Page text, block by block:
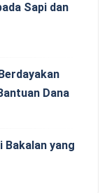
Sapi dan
Dana
Bakalan yang